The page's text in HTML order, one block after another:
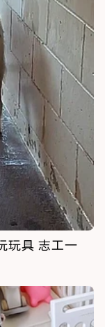
玩具 志工一